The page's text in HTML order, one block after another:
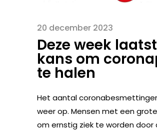
20 december 2023
Deze week
kans om
te halen
Het aantal
weer op. Mensen met een
om ernstig ziek te worden door